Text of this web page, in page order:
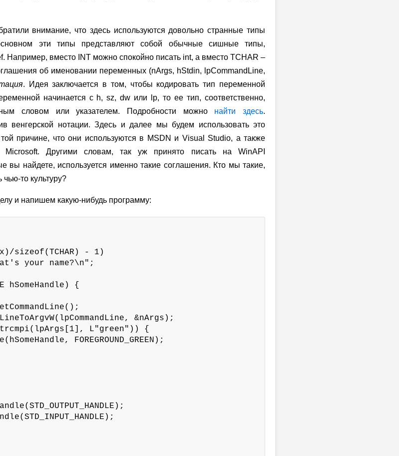
внимание, что здесь используются довольно странные типы
эти типы представляют собой обычные сишные типы,
вместо INT можно спокойно писать int, а вместо TCHAR –
об именовании переменных (nArgs, hStdin, lpCommandLine,
. Идея заключается в том, чтобы кодировать тип переменной
начинается с h, sz, dw или lp, то ее тип, соответственно,
словом или указателем. Подробности можно найти здесь.
венгерской нотации. Здесь и далее мы будем использовать это
причине, что они используются в MSDN и Visual Studio, а также
Microsoft. Другими словам, так уж принято писать на WinAPI
вы найдете, используется именно такие соглашения. Кто мы такие,
то культуру?
и напишем какую-нибудь программу:
sizeof(TCHAR) - 1)
your name?\n";
hSomeHandle) {
&nArgs);
L"green")) {
FOREGROUND_GREEN);